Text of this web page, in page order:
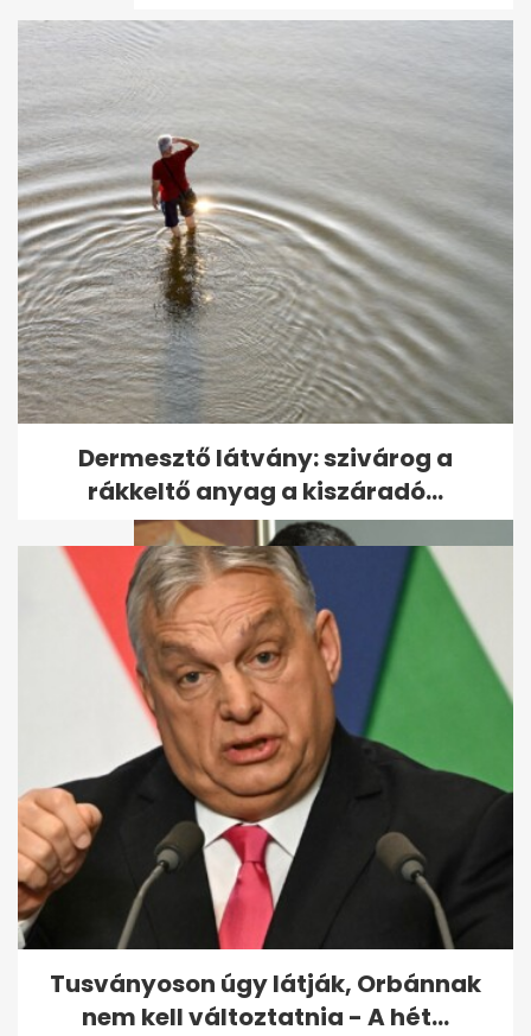
Rövid enyhülés után újra
kánikula jön: akár 38 fok is
lehet
IKOP Plusz: indulhat a Baross
Gábor vasútfejlesztési terv
uniós...
Dermesztő látvány: szivárog a
rákkeltő anyag a kiszáradó...
Tusványoson úgy látják, Orbánnak
nem kell változtatnia - A hét...